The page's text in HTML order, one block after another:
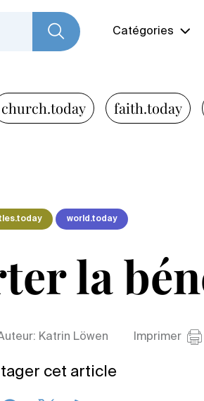
Catégories
church.today faith.today
world.today
la
Katrin Löwen Imprimer
cet article